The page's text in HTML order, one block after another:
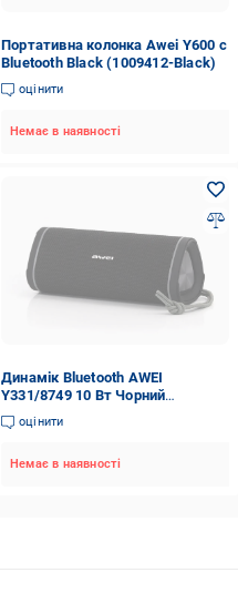
Портативна колонка Awei Y600 c
Bluetooth Black (1009412-Black)
оцінити
Немає в наявності
Динамік Bluetooth AWEI
Y331/8749 10 Вт Чорний
(22613924)
оцінити
Немає в наявності